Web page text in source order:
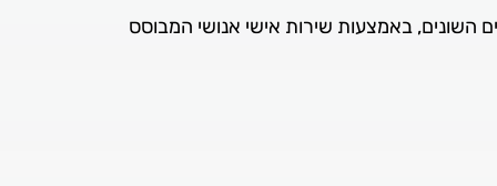
השונים, באמצעות שירות אישי אנושי המבוסס